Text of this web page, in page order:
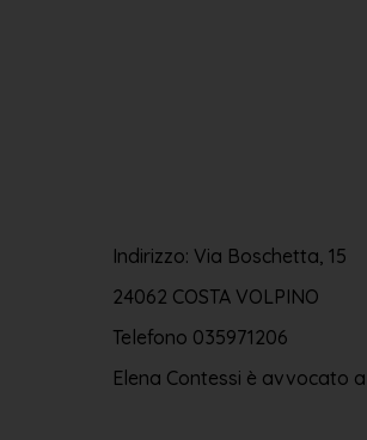
Indirizzo: Via Boschetta, 15
24062 COSTA VOLPINO
Telefono 035971206
Elena Contessi è avvocato a